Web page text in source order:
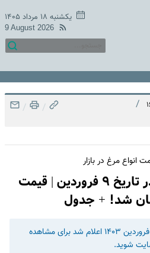
یکشنبه ۱۸ مرداد ۱۴۰۵
9 August 2026
/
/
/
مرغ در بازار
قیمت روز تخم مرغ در تاریخ ۹ فروردین | قیمت
قیمت روز تخم مرغ در تاریخ ۹ فروردین ۱۴۰۳ اعلام شد برای مشاهده
شوید.